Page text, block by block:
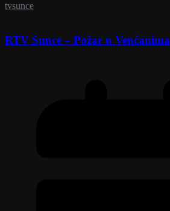
tvsunce
RTV Sunce – Požar u Venčanima